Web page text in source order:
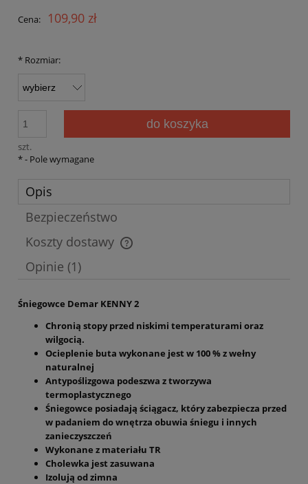
Cena: 109,90 zł
* Rozmiar:
szt.
do koszyka
*- Pole wymagane
Opis
Bezpieczeństwo
Koszty dostawy
Cena nie zawiera ewentualnych kosztów płatności
Opinie (1)
Śniegowce Demar KENNY 2
Chronią stopy przed niskimi temperaturami oraz
wilgocią.
Ocieplenie buta wykonane jest w 100 % z wełny
naturalnej
Antypoślizgowa podeszwa z tworzywa
termoplastycznego
Śniegowce posiadają ściągacz, który zabezpiecza przed
w padaniem do wnętrza obuwia śniegu i innych
zanieczyszczeń
Wykonane z materiału TR
Cholewka jest zasuwana
Izolują od zimna